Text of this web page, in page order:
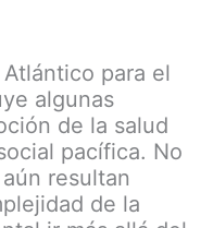
para el
algunas
de la salud
pacífica. No
resultan
de la